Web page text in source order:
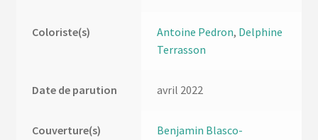
Coloriste(s) Antoine Pedron, Delphine
Terrasson
Date de parution avril 2022
Couverture(s)
Benjamin Blasco-